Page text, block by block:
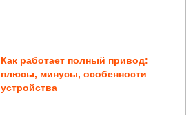
Как работает полный привод:
плюсы, минусы, особенности
устройства